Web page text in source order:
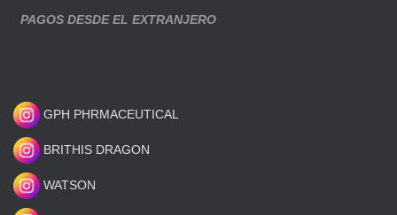
PAGOS DESDE EL EXTRANJERO
GPH PHRMACEUTICAL
BRITHIS DRAGON
WATSON